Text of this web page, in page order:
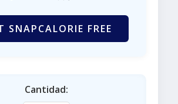
SNAPCALORIE FREE
Cantidad: